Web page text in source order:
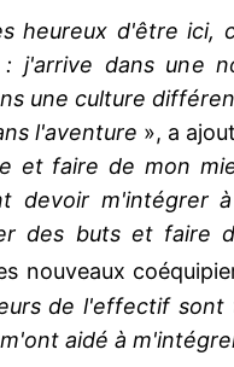
heureux d'être ici,
j'arrive dans une
une culture
l'aventure », a
et faire de mon
devoir m'intégrer
des buts et faire
nouveaux
de l'effectif
aidé à